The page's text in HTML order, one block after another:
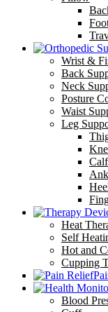
Wrist &
Back
Neck
Posture
Waist
Leg
Heat
Self
Hot and
Cupping
Blood